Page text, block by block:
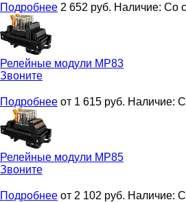
Подробнее 2 652 руб. Наличие: Со
Релейные модули МР83
Звоните
Подробнее от 1 615 руб. Наличие:
Релейные модули МР85
Звоните
Подробнее от 2 102 руб. Наличие: